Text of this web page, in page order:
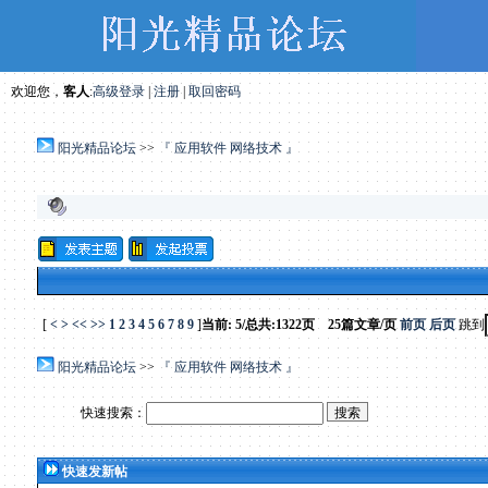
欢迎您， 客人:高级登录 |注册| 取回密码
阳光精品论坛 >> 『 应用软件 网络技术 』
[ < > << >> 1 2 3 4 5 6 7 8 9 ]当前: 5/总共:1322页 25篇文章/页前页 后页跳到
阳光精品论坛 >> 『 应用软件 网络技术 』
快速搜索：
快速发新帖